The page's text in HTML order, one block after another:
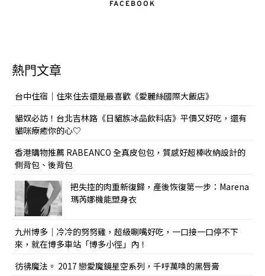
FACEBOOK
熱門文章
台中住宿｜住來住去還是最喜歡《愛麗絲國際大飯店》
貓奴必訪！台北吉林路《日貓族冰品飲料店》平價又好吃，還有
貓咪療癒你的心♡
香港購物推薦 RABEANCO 全真皮包包，質感好超棒收納設計的
側背包、後背包
把失控的肉重新復歸，產後恢復第一步：Marena
瑪芮娜機能塑身衣
九州博多｜冷冷的努努雞，超級唰嘴好吃，一口接一口停不下
來，就在博多車站「博多小徑」內！
彷彿魔法。 2017 戀愛魔鏡星空系列，千呼萬喚的黑唇膏